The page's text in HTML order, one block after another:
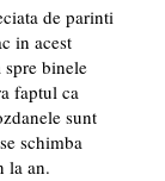
de parinti
in acest
binele
faptul ca
sunt
schimba
la an.